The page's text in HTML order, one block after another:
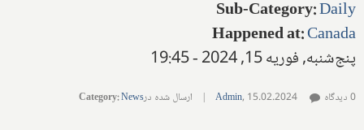
Sub-Category:Daily
Happened at:Canada
پنج‌شنبه, فوریه 15, 2024 - 19:45
Admin, 15.02.2024
| ارسال شده در Category:News 0 دیدگاه